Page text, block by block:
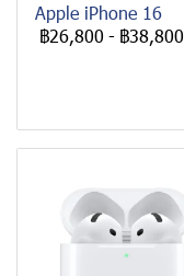
Apple iPhone 16
฿26,800 - ฿38,800